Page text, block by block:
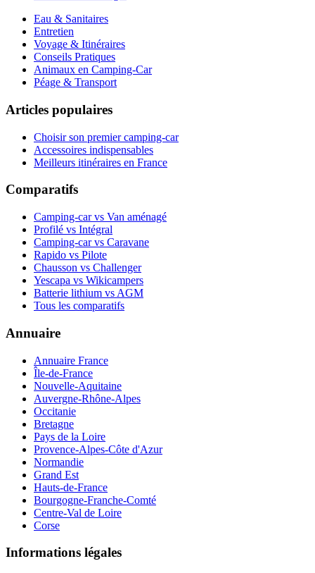
Eau & Sanitaires
Entretien
Voyage & Itinéraires
Conseils Pratiques
Animaux en Camping-Car
Péage & Transport
Articles populaires
Choisir son premier camping-car
Accessoires indispensables
Meilleurs itinéraires en France
Comparatifs
Camping-car vs Van aménagé
Profilé vs Intégral
Camping-car vs Caravane
Rapido vs Pilote
Chausson vs Challenger
Yescapa vs Wikicampers
Batterie lithium vs AGM
Tous les comparatifs
Annuaire
Annuaire France
Île-de-France
Nouvelle-Aquitaine
Auvergne-Rhône-Alpes
Occitanie
Bretagne
Pays de la Loire
Provence-Alpes-Côte d'Azur
Normandie
Grand Est
Hauts-de-France
Bourgogne-Franche-Comté
Centre-Val de Loire
Corse
Informations légales